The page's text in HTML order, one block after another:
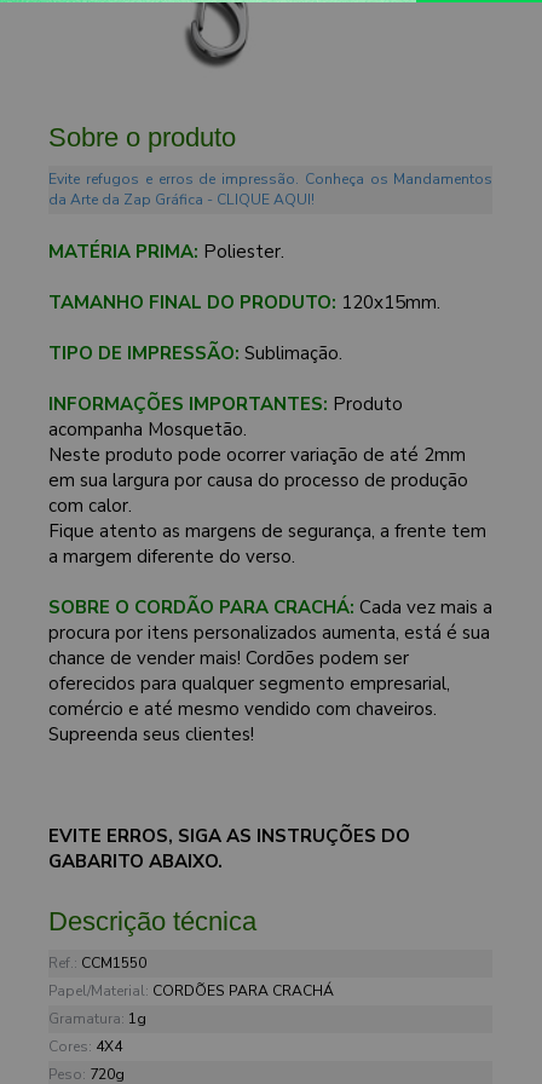
Sobre o produto
Evite refugos e erros de impressão. Conheça os Mandamentos
da Arte da Zap Gráfica - CLIQUE AQUI!
MATÉRIA PRIMA: Poliester.
TAMANHO FINAL DO PRODUTO: 120x15mm.
TIPO DE IMPRESSÃO: Sublimação.
INFORMAÇÕES IMPORTANTES: Produto
acompanha Mosquetão.
Neste produto pode ocorrer variação de até 2mm
em sua largura por causa do processo de produção
com calor.
Fique atento as margens de segurança, a frente tem
a margem diferente do verso.
SOBRE O CORDÃO PARA CRACHÁ: Cada vez mais a
procura por itens personalizados aumenta, está é sua
chance de vender mais! Cordões podem ser
oferecidos para qualquer segmento empresarial,
comércio e até mesmo vendido com chaveiros.
Supreenda seus clientes!
EVITE ERROS, SIGA AS INSTRUÇÕES DO
GABARITO ABAIXO.
Descrição técnica
Ref.: CCM1550
Papel/Material: CORDÕES PARA CRACHÁ
Gramatura: 1g
Cores: 4X4
Peso: 720g